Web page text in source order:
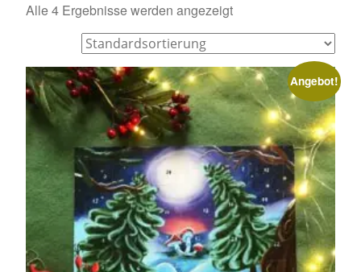
Alle 4 Ergebnisse werden angezeigt
Angebot!